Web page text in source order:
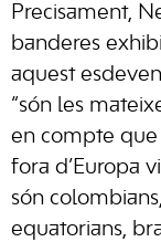
Precisament,
banderes
aquest
“són les
en compte que
fora d’Europa
són
equatorians,